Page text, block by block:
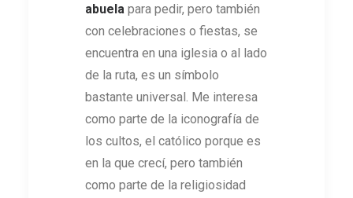
abuela para pedir, pero también
con celebraciones o fiestas, se
encuentra en una iglesia o al lado
de la ruta, es un símbolo
bastante universal. Me interesa
como parte de la iconografía de
los cultos, el católico porque es
en la que crecí, pero también
como parte de la religiosidad